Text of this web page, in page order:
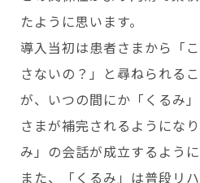
たように思います。
導入当初は患者さまから「
さないの？」と尋ねられる
が、いつの間にか「くるみ
さまが補完されるようにな
み」の会話が成立するように
また、「くるみ」は普段リ